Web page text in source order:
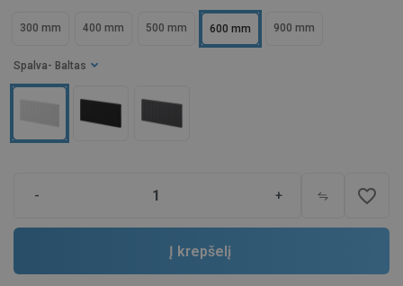
300 mm 400 mm 500 mm 600 mm 900 mm
Spalva - Baltas
- + favorite_border
Į krepšelį